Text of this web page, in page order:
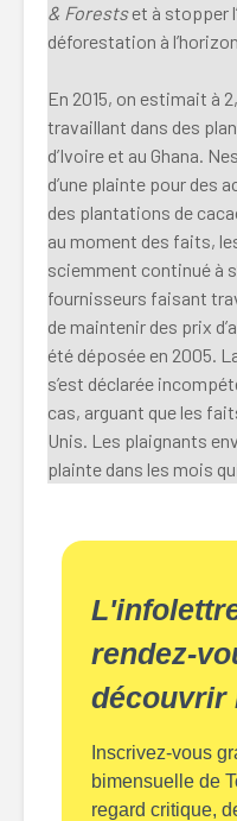
& Forestset à stopper
déforestation à
En 2015, on estimait à
travaillant dans des
d’Ivoire et au Ghana.
d’une plainte pour des
des plantations de
au moment des faits,
sciemment continué à
fournisseurs faisant
de maintenir des prix
été déposée en 2005.
s’est déclarée
cas, arguant que les
Unis. Les plaignants
plainte dans les mois
rendez-
découvrir
Inscrivez-vous
bimensuelle de
regard critique,